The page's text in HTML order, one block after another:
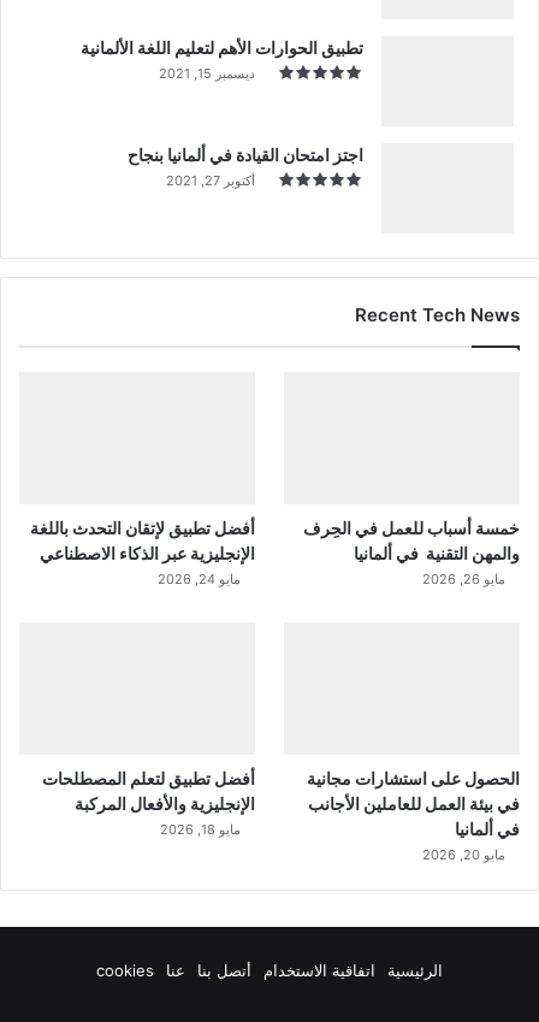
تطبيق الحوارات الأهم لتعليم اللغة الألمانية
ديسمبر 15, 2021
اجتز امتحان القيادة في ألمانيا بنجاح
أكتوبر 27, 2021
Recent Tech News
خمسة أسباب للعمل في الحِرف
والمهن التقنية في ألمانيا
مايو 26, 2026
أفضل تطبيق لإتقان التحدث باللغة
الإنجليزية عبر الذكاء الاصطناعي
مايو 24, 2026
الحصول على استشارات مجانية
في بيئة العمل للعاملين الأجانب
في ألمانيا
مايو 20, 2026
أفضل تطبيق لتعلم المصطلحات
الإنجليزية والأفعال المركبة
مايو 18, 2026
الرئيسية اتفاقية الاستخدام أتصل بنا عنا cookies